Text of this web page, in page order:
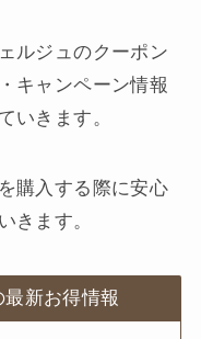
ルジュのクーポン
キャンペーン情報
いきます。
購入する際に安心
きます。
新お得情報